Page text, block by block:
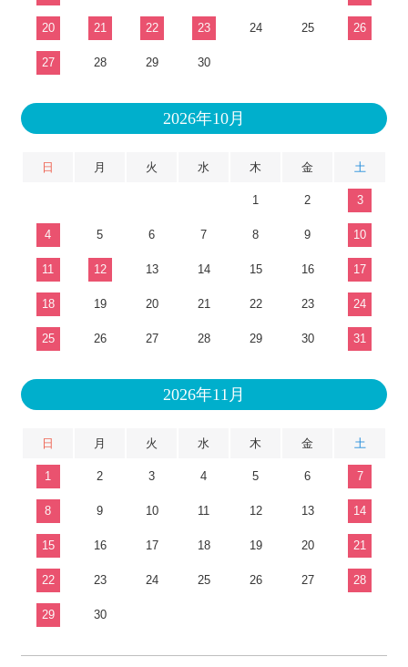
20 21 22 23 24 25 26
27 28 29 30
2026年10月
日 月 火 水 木 金 土
1 2 3
4 5 6 7 8 9 10
11 12 13 14 15 16 17
18 19 20 21 22 23 24
25 26 27 28 29 30 31
2026年11月
日 月 火 水 木 金 土
1 2 3 4 5 6 7
8 9 10 11 12 13 14
15 16 17 18 19 20 21
22 23 24 25 26 27 28
29 30